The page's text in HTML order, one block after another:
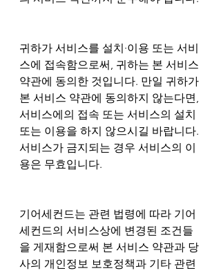
귀하가 서비스를 설치∙이용 또는 서비
스에 접속함으로써, 귀하는 본 서비스
약관에 동의한 것입니다. 만일 귀하가
본 서비스 약관에 동의하지 않는다면,
서비스에의 접속 또는 서비스의 설치
또는 이용을 하지 않으시길 바랍니다.
서비스가 금지되는 경우 서비스의 이
용은 무효입니다.
기어세컨드는 관련 법령에 따라 기어
세컨드의 서비스상에 변경된 조건들
을 게재함으로써 본 서비스 약관과 당
사의 개인정보 보호정책과 기타 관련